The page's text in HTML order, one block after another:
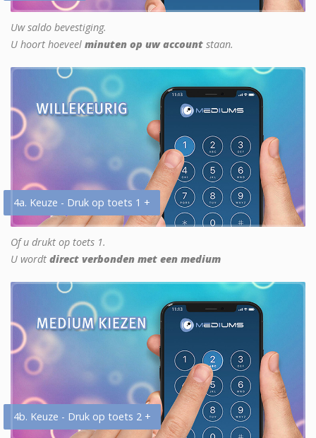
Uw saldo bevestiging.
U hoort hoeveel minuten op uw account staan.
4a. Keuze - Druk op toets 1 +
Of u drukt op toets 1.
U wordt direct verbonden met een medium
4b. Keuze - Druk op toets 2 +